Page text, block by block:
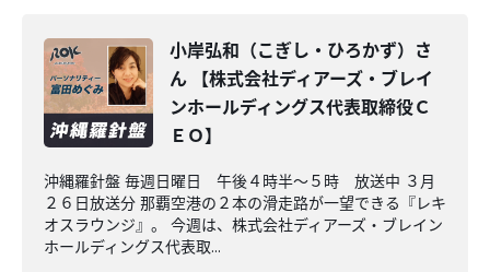
小岸弘和（こぎし・ひろかず）さ
ん 【株式会社ディアーズ・ブレイ
ンホールディングス代表取締役Ｃ
ＥＯ】
沖縄羅針盤 毎週日曜日 午後４時半～５時 放送中 ３月
２６日放送分 那覇空港の２本の滑走路が一望できる『レキ
オスラウンジ』。 今週は、株式会社ディアーズ・ブレイン
ホールディングス代表取...